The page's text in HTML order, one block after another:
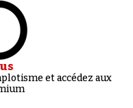
et accédez aux